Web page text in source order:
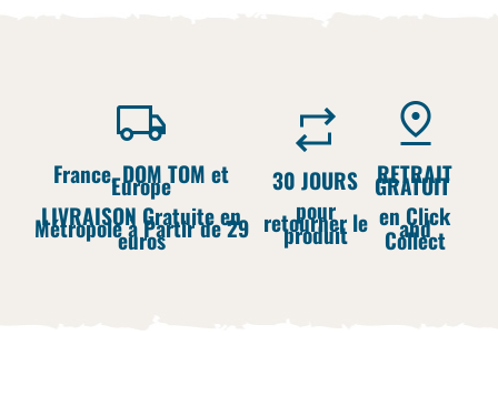
France, DOM TOM et
Europe
LIVRAISON Gratuite en
Métropole à Partir de 29
euros
30 JOURS
pour
retourner le
produit
RETRAIT
GRATUIT
en Click
and
Collect